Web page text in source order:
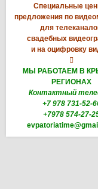
Специальные
предложения по
для
свадебных
и на оцифровку

МЫ РАБОТАЕМ В
РЕГИОНАХ
Контактный
+7 978 731-52-
+7978 574-27-